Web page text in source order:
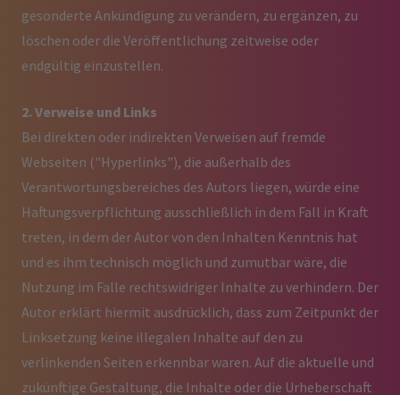
gesonderte Ankündigung zu verändern, zu ergänzen, zu
löschen oder die Veröffentlichung zeitweise oder
endgültig einzustellen.
2. Verweise und Links
Bei direkten oder indirekten Verweisen auf fremde
Webseiten ("Hyperlinks"), die außerhalb des
Verantwortungsbereiches des Autors liegen, würde eine
Haftungsverpflichtung ausschließlich in dem Fall in Kraft
treten, in dem der Autor von den Inhalten Kenntnis hat
und es ihm technisch möglich und zumutbar wäre, die
Nutzung im Falle rechtswidriger Inhalte zu verhindern. Der
Autor erklärt hiermit ausdrücklich, dass zum Zeitpunkt der
Linksetzung keine illegalen Inhalte auf den zu
verlinkenden Seiten erkennbar waren. Auf die aktuelle und
zukünftige Gestaltung, die Inhalte oder die Urheberschaft